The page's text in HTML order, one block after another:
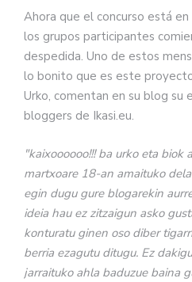
Ahora que el concurso está
los grupos participantes
despedida. Uno de estos
lo bonito que es este
Urko, comentan en su blog su
bloggers de Ikasi.eu.
"kaixoooooo!!! ba urko eta biok
martxoare 18-an amaituko
egin dugu gure blogarekin
ideia hau ez zitzaigun asko
konturatu ginen oso diber
berria ezagutu ditugu. Ez
jarraituko ahla baduzue baina